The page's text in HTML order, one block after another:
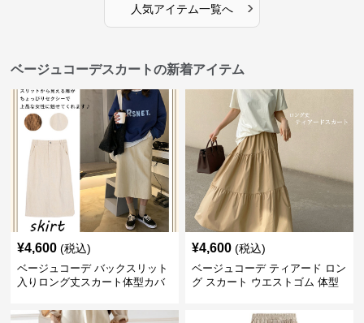
人気アイテム一覧へ ›
ベージュコーデスカートの新着アイテム
¥4,600 (税込)
ベージュコーデ バックスリット
入りロング丈スカート体型カバ
¥4,600 (税込)
ベージュコーデ ティアード ロン
グ スカート ウエストゴム 体型